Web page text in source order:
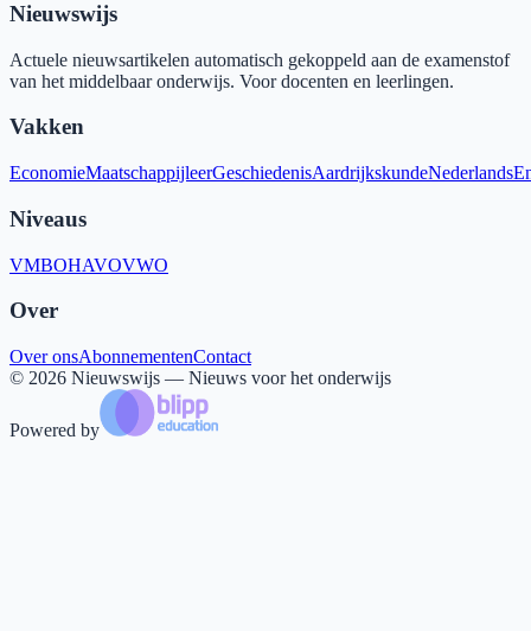
Nieuwswijs
Actuele nieuwsartikelen automatisch gekoppeld aan de examenstof
van het middelbaar onderwijs. Voor docenten en leerlingen.
Vakken
EconomieMaatschappijleerGeschiedenisAardrijkskundeNederlands
Niveaus
VMBOHAVOVWO
Over
Over onsAbonnementenContact
© 2026 Nieuwswijs — Nieuws voor het onderwijs
Powered by